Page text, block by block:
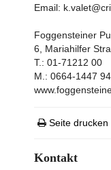
Email:
Foggensteiner
6, Mariahilfer
T.: 01-71212 00
M.: 0664-1447
Seite drucken
Kontakt